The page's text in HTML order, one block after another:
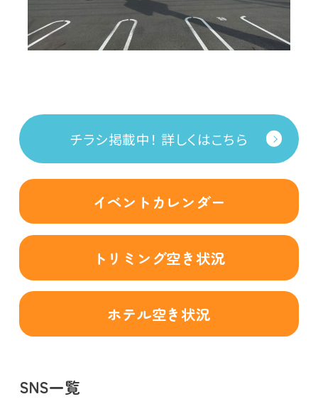
チラシ掲載中！ 詳しくはこちら
イベントカレンダー
トリミング空き状況
ホテル空き状況
SNS一覧